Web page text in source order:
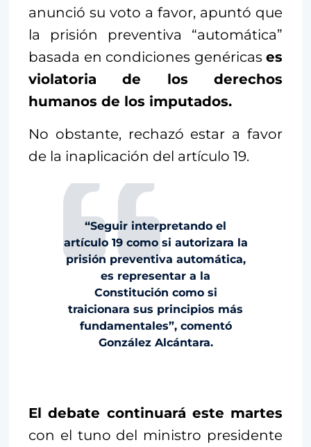
anunció su voto a favor, apuntó que
la prisión preventiva “automática”
basada en condiciones genéricas es
violatoria de los derechos
humanos de los imputados.
No obstante, rechazó estar a favor
de la inaplicación del artículo 19.
“Seguir interpretando el
artículo 19 como si autorizara la
prisión preventiva automática,
es representar a la
Constitución como si
traicionara sus principios más
fundamentales”, comentó
González Alcántara.
El debate continuará este martes
con el tuno del ministro presidente